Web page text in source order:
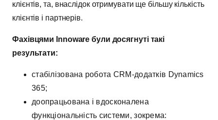
клієнтів, та, внаслідок отримувати ще більшу кількість
клієнтів і партнерів.
Фахівцями Innoware були досягнуті такі
результати:
стабілізована робота СRM-додатків Dynamics
365;
доопрацьована і вдосконалена
функціональність системи, зокрема: